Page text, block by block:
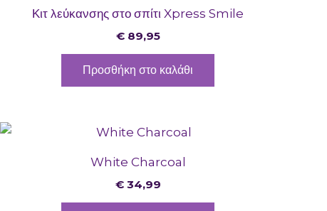
Κιτ λεύκανσης στο σπίτι Xpress Smile
€89,95
Προσθήκη στο καλάθι
White Charcoal
€34,99